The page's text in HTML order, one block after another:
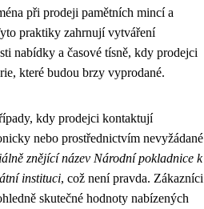
při prodeji pamětních mincí a
praktiky zahrnují vytváření
nabídky a časové tísně, kdy prodejci
které budou brzy vyprodané.
kdy prodejci kontaktují
nebo prostřednictvím nevyžádané
znějící název Národní pokladnice k
instituci, což není pravda. Zákazníci
skutečné hodnoty nabízených